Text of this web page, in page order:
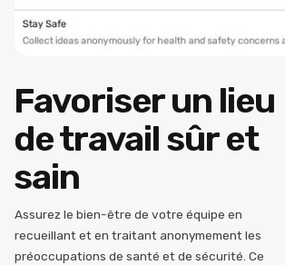
Favoriser un lieu
de travail sûr et
sain
Assurez le bien-être de votre équipe en
recueillant et en traitant anonymement les
préoccupations de santé et de sécurité. Ce